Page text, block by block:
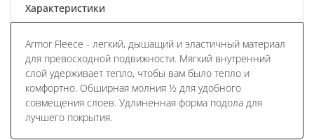
Характеристики
Armor Fleece - легкий, дышащий и эластичный материал
для превосходной подвижности. Мягкий внутренний
слой удерживает тепло, чтобы вам было тепло и
комфортно. Обширная молния ½ для удобного
совмещения слоев. Удлиненная форма подола для
лучшего покрытия.